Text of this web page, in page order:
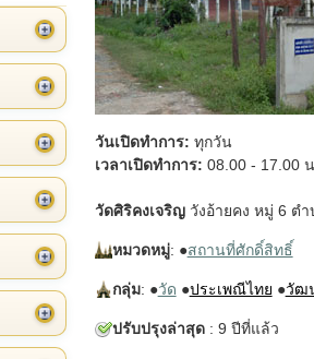
วันเปิดทำการ: ทุกวัน
เวลาเปิดทำการ: 08.00 - 17.00 น.
วัดศิริคงเจริญวังอ้ายคง หมู่ 6 ตำ
หมวดหมู่: ●สถานที่ศักดิ์สิทธิ์
กลุ่ม: ●วัด ●ประเพณีไทย ●วัฒ
ปรับปรุงล่าสุด: 9 ปีที่แล้ว